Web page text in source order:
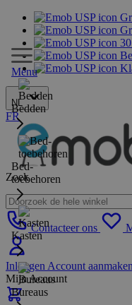
NL
FR
Zoek
Contacteer ons
Inloggen Account aanmaken
Mijn Account
Menu
Bedden
Bed-
toebehoren
Kasten
Bureaus